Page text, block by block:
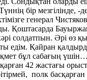
бір мезгілінде, -
генерал
Қоштасарда
солдатпын. Әрі өз
едім. Қайран
бұл сабағың
42 жастағы
полк